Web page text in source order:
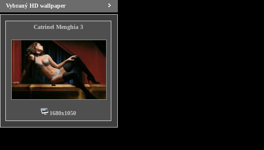
Vybraný HD wallpaper
Catrinel Menghia 3
1680x1050